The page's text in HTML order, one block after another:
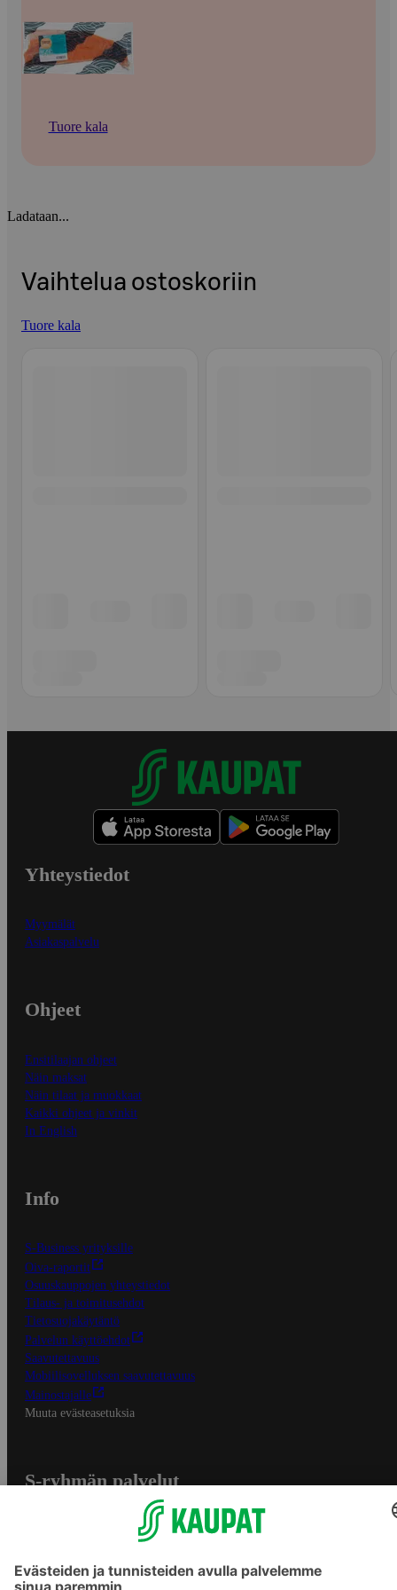
Tuore kala
Ladataan...
Vaihtelua ostoskoriin
Tuore kala
Yhteystiedot
Myymälät
Asiakaspalvelu
Ohjeet
Ensitilaajan ohjeet
Näin maksat
Näin tilaat ja muokkaat
Kaikki ohjeet ja vinkit
In English
Info
S-Business yrityksille
Oiva-raportit
Osuuskauppojen yhteystiedot
Tilaus- ja toimitusehdot
Tietosuojakäytäntö
Palvelun käyttöehdot
Saavutettavuus
Mobiilisovelluksen saavutettavuus
Mainostajalle
Muuta evästeasetuksia
S-ryhmän palvelut
Yhteishyvä Ruoka -sovellus